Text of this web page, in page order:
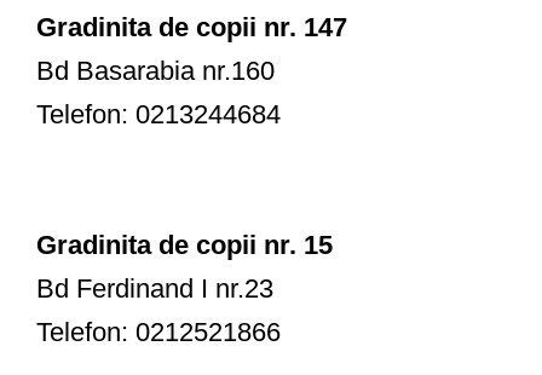
Gradinita de copii nr. 147
Bd Basarabia nr.160
Telefon: 0213244684
Gradinita de copii nr. 15
Bd Ferdinand I nr.23
Telefon: 0212521866